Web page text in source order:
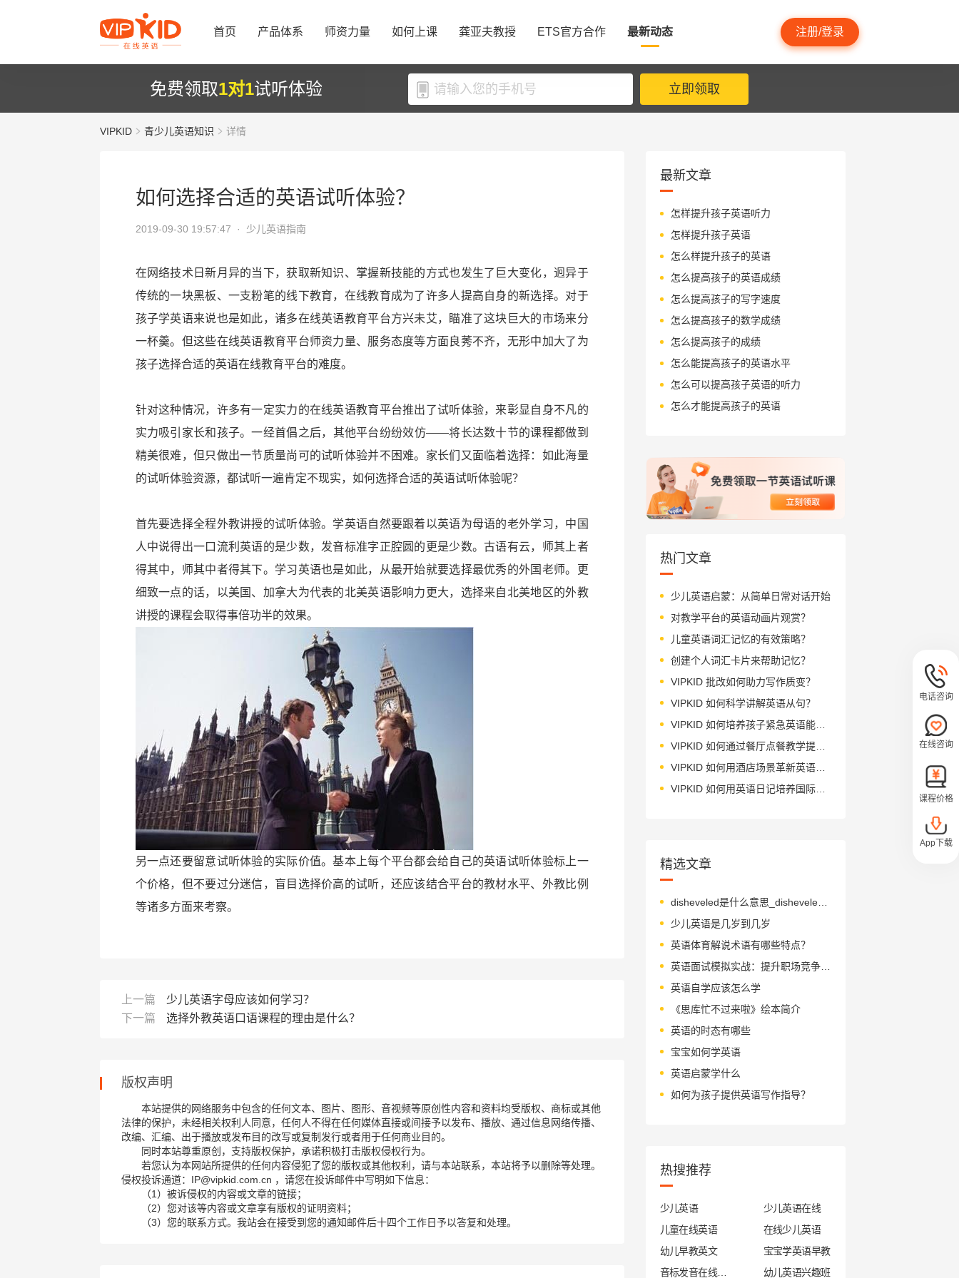
首页 产品体系 师资力量 如何上课 龚亚夫教授 ETS官方合作 最新动态 注册/登录
免费领取1对1试听体验 立即领取
VIPKID 青少儿英语知识 详情
如何选择合适的英语试听体验？
2019-09-30 19:57:47 · 少儿英语指南
在网络技术日新月异的当下，获取新知识、掌握新技能的方式也发生了巨大变化，迥异于
传统的一块黑板、一支粉笔的线下教育，在线教育成为了许多人提高自身的新选择。对于
孩子学英语来说也是如此，诸多在线英语教育平台方兴未艾，瞄准了这块巨大的市场来分
一杯羹。但这些在线英语教育平台师资力量、服务态度等方面良莠不齐，无形中加大了为
孩子选择合适的英语在线教育平台的难度。
针对这种情况，许多有一定实力的在线英语教育平台推出了试听体验，来彰显自身不凡的
实力吸引家长和孩子。一经首倡之后，其他平台纷纷效仿——将长达数十节的课程都做到
精美很难，但只做出一节质量尚可的试听体验并不困难。家长们又面临着选择：如此海量
的试听体验资源，都试听一遍肯定不现实，如何选择合适的英语试听体验呢？
首先要选择全程外教讲授的试听体验。学英语自然要跟着以英语为母语的老外学习，中国
人中说得出一口流利英语的是少数，发音标准字正腔圆的更是少数。古语有云，师其上者
得其中，师其中者得其下。学习英语也是如此，从最开始就要选择最优秀的外国老师。更
细致一点的话，以美国、加拿大为代表的北美英语影响力更大，选择来自北美地区的外教
讲授的课程会取得事倍功半的效果。
另一点还要留意试听体验的实际价值。基本上每个平台都会给自己的英语试听体验标上一
个价格，但不要过分迷信，盲目选择价高的试听，还应该结合平台的教材水平、外教比例
等诸多方面来考察。
上一篇
少儿英语字母应该如何学习？
下一篇
选择外教英语口语课程的理由是什么？
版权声明
本站提供的网络服务中包含的任何文本、图片、图形、音视频等原创性内容和资料均受版权、商标或其他
法律的保护，未经相关权利人同意，任何人不得在任何媒体直接或间接予以发布、播放、通过信息网络传播、
改编、汇编、出于播放或发布目的改写或复制发行或者用于任何商业目的。
同时本站尊重原创，支持版权保护，承诺积极打击版权侵权行为。
若您认为本网站所提供的任何内容侵犯了您的版权或其他权利，请与本站联系，本站将予以删除等处理。
侵权投诉通道：IP@vipkid.com.cn ，请您在投诉邮件中写明如下信息：
（1）被诉侵权的内容或文章的链接；
（2）您对该等内容或文章享有版权的证明资料；
（3）您的联系方式。我站会在接受到您的通知邮件后十四个工作日予以答复和处理。
最新文章
怎样提升孩子英语听力
怎样提升孩子英语
怎么样提升孩子的英语
怎么提高孩子的英语成绩
怎么提高孩子的写字速度
怎么提高孩子的数学成绩
怎么提高孩子的成绩
怎么能提高孩子的英语水平
怎么可以提高孩子英语的听力
怎么才能提高孩子的英语
热门文章
少儿英语启蒙：从简单日常对话开始
对教学平台的英语动画片观赏？
儿童英语词汇记忆的有效策略？
创建个人词汇卡片来帮助记忆？
VIPKID 批改如何助力写作质变？
VIPKID 如何科学讲解英语从句？
VIPKID 如何培养孩子紧急英语能力？
VIPKID 如何通过餐厅点餐教学提升少儿英语应用能力？
VIPKID 如何用酒店场景革新英语教学？
VIPKID 如何用英语日记培养国际化人才？
精选文章
disheveled是什么意思_disheveled怎么读_音标dɪ'ʃevəld
少儿英语是几岁到几岁
英语体育解说术语有哪些特点？
英语面试模拟实战：提升职场竞争力的关键。
英语自学应该怎么学
《思库忙不过来啦》绘本简介
英语的时态有哪些
宝宝如何学英语
英语启蒙学什么
如何为孩子提供英语写作指导？
热搜推荐
少儿英语
少儿英语在线
儿童在线英语
在线少儿英语
幼儿早教英文
宝宝学英语早教
幼儿英语兴趣班
电话咨询
在线咨询
课程价格
App下载